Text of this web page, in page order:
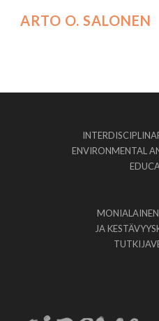
ARTO O. SALONEN
ENVIRONMENTAL
JA